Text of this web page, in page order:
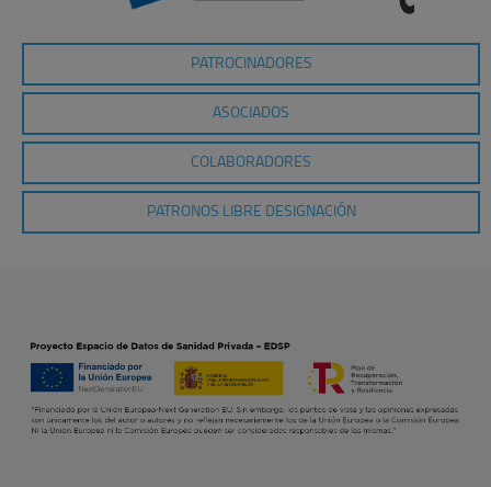
PATROCINADORES
ASOCIADOS
COLABORADORES
PATRONOS LIBRE DESIGNACIÓN